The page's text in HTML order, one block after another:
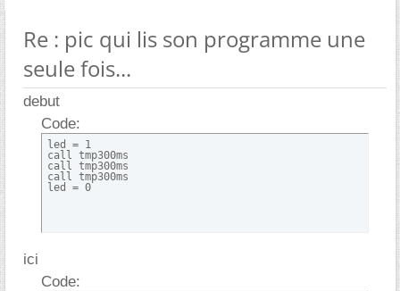
Re : pic qui lis son programme une
seule fois...
debut
Code:
led = 1
call tmp300ms
call tmp300ms
call tmp300ms
led = 0
ici
Code: